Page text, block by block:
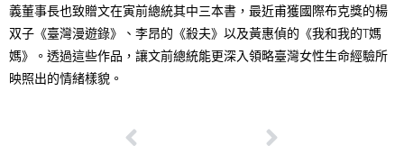
義董事長也致贈文在寅前總統其中三本書，最近甫獲國際布克獎的楊
双子《臺灣漫遊錄》、李昂的《殺夫》以及黃惠偵的《我和我的T媽
媽》。透過這些作品，讓文前總統能更深入領略臺灣女性生命經驗所
映照出的情緒樣貌。